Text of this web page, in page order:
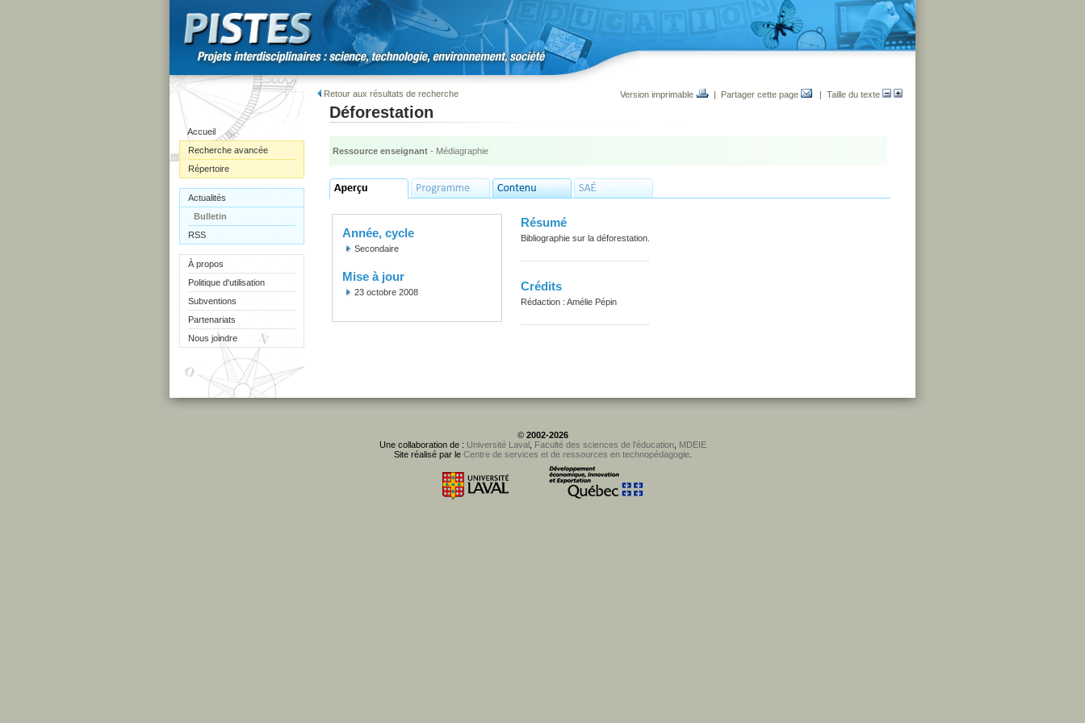
Accueil
Recherche avancée
Répertoire
Actualités
Bulletin
RSS
À propos
Politique d'utilisation
Subventions
Partenariats
Nous joindre
Retour aux résultats de recherche Version imprimable | Partager cette page | Taille du texte
Déforestation
Ressource enseignant - Médiagraphie
Année, cycle
Secondaire
Mise à jour
23 octobre 2008
Résumé
Bibliographie sur la déforestation.
Crédits
Rédaction : Amélie Pépin
© 2002-2026
Une collaboration de : Université Laval, Faculté des sciences de l'éducation, MDEIE
Site réalisé par le Centre de services et de ressources en technopédagogie.